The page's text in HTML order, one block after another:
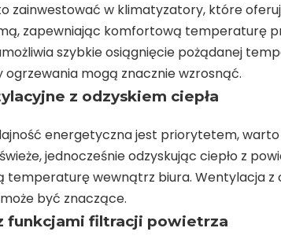
zainwestować w klimatyzatory, które
zapewniając komfortową temperaturę
szybkie osiągnięcie pożądanej
ogrzewania mogą znacznie wzrosnąć.
z odzyskiem ciepła
energetyczna jest priorytetem,
jednocześnie odzyskując ciepło z
wewnątrz biura. Wentylacja z
być znaczące.
funkcjami filtracji powietrza